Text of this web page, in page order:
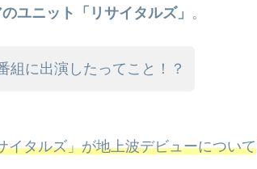
ユニット「リサイタルズ」 。
組に出演したってこと！？
イタルズ」が地上波デビューについて